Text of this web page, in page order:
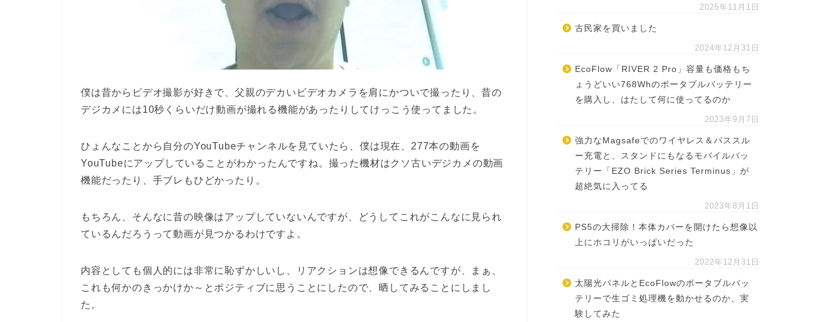
僕は昔からビデオ撮影が好きで、父親のデカいビデオカメラを肩にかついで撮ったり、昔の
デジカメには10秒くらいだけ動画が撮れる機能があったりしてけっこう使ってました。
ひょんなことから自分のYouTubeチャンネルを見ていたら、僕は現在、277本の動画を
YouTubeにアップしていることがわかったんですね。撮った機材はクソ古いデジカメの動画
機能だったり、手ブレもひどかったり。
もちろん、そんなに昔の映像はアップしていないんですが、どうしてこれがこんなに見られ
ているんだろうって動画が見つかるわけですよ。
内容としても個人的には非常に恥ずかしいし、リアクションは想像できるんですが、まぁ、
これも何かのきっかけか～とポジティブに思うことにしたので、晒してみることにしまし
た。
2025年11月1日
古民家を買いました
2024年12月31日
EcoFlow「RIVER 2 Pro」容量も価格もち
ょうどいい768Whのポータブルバッテリー
を購入し、はたして何に使ってるのか
2023年9月7日
強力なMagsafeでのワイヤレス＆パススル
ー充電と、スタンドにもなるモバイルバッ
テリー「EZO Brick Series Terminus」が
超絶気に入ってる
2023年8月1日
PS5の大掃除！本体カバーを開けたら想像以
上にホコリがいっぱいだった
2022年12月31日
太陽光パネルとEcoFlowのポータブルバッ
テリーで生ゴミ処理機を動かせるのか、実
験してみた